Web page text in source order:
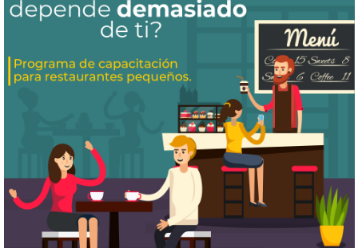
Manejar una flotilla de motonetas para
entrega puede ser muy frustante, una opción
es, tu controlar los pedidos de tu restaurante
y contratar una empresa de reparto de
motonetas a terceros. Puedes negociar una
tarifa fija por entrega y decidir si lo paga el
cliente y lo consideras dentro de tus gastos.
6.- Protocolos de entregas de pedido: